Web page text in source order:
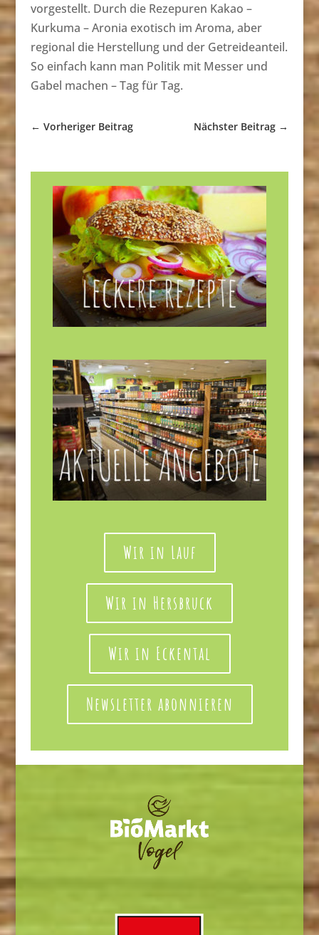
vorgestellt. Durch die Rezepuren Kakao –
Kurkuma – Aronia exotisch im Aroma, aber
regional die Herstellung und der Getreideanteil.
So einfach kann man Politik mit Messer und
Gabel machen – Tag für Tag.
← Vorheriger Beitrag Nächster Beitrag →
Wir in Lauf
Wir in Hersbruck
Wir in Eckental
Newsletter abonnieren